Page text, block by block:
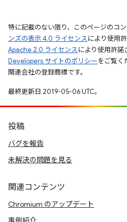
特に記載のない限り、このページのコ
ンズの表示 4.0 ライセンスにより使用
Apache 2.0 ライセンスにより使用許諾
Developers サイトのポリシーをご覧
関連会社の登録商標です。
最終更新日 2019-05-06 UTC。
投稿
バグを報告
未解決の問題を見る
関連コンテンツ
Chromium のアップデート